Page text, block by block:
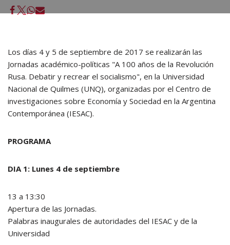
Los días 4 y 5 de septiembre de 2017 se realizarán las
Jornadas académico-políticas "A 100 años de la Revolución
Rusa. Debatir y recrear el socialismo", en la Universidad
Nacional de Quilmes (UNQ), organizadas por el Centro de
investigaciones sobre Economía y Sociedad en la Argentina
Contemporánea (IESAC).
PROGRAMA
DIA 1: Lunes 4 de septiembre
13 a 13:30
Apertura de las Jornadas.
Palabras inaugurales de autoridades del IESAC y de la
Universidad